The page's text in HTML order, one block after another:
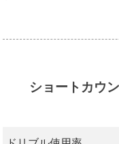
ショートカウ